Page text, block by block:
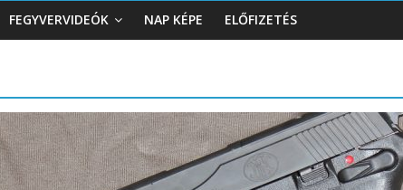
FEGYVERVIDEÓK NAP KÉPE ELŐFIZETÉS